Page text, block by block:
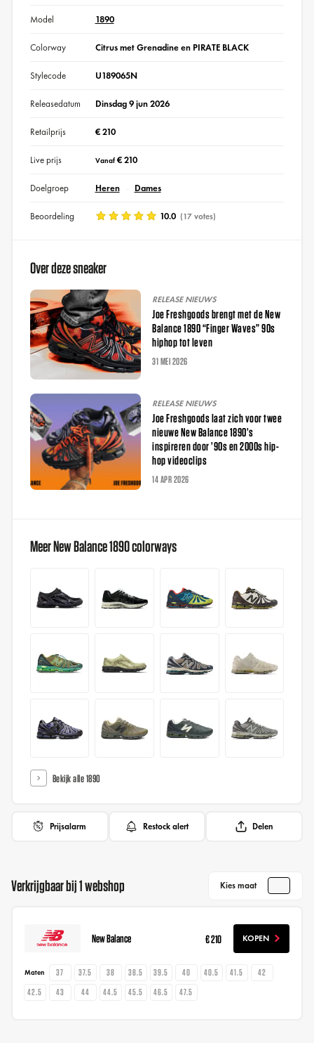
Model 1890
Colorway Citrus met Grenadine en PIRATE BLACK
Stylecode U189065N
Releasedatum Dinsdag 9 jun 2026
Retailprijs € 210
Live prijs Vanaf€ 210
Doelgroep Heren Dames
Beoordeling 10.0 (17 votes)
Over deze sneaker
RELEASE NIEUWS
Joe Freshgoods brengt met de New
Balance 1890 “Finger Waves” 90s
hiphop tot leven
31 MEI 2026
RELEASE NIEUWS
Joe Freshgoods laat zich voor twee
nieuwe New Balance 1890’s
inspireren door ’90s en 2000s hip-
hop videoclips
14 APR 2026
Meer New Balance 1890 colorways
Bekijk alle 1890
Prijsalarm Restock alert Delen
Verkrijgbaar bij 1 webshop Kies maat
New Balance € 210 KOPEN
Maten 37 37.5 38 38.5 39.5 40 40.5 41.5
42
42.5
43 44 44.5 45.5 46.5 47.5